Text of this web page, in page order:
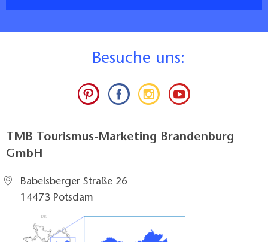
Besuche uns:
TMB Tourismus-Marketing Brandenburg
GmbH
Babelsberger Straße 26
14473 Potsdam